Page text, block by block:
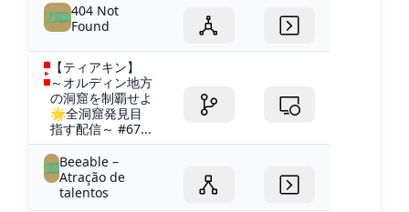
404 Not
Found
【ティアキン】
～オルディン地方
の洞窟を制覇せよ
🌟全洞窟発見目
指す配信～ #67...
Beeable –
Atração de
talentos